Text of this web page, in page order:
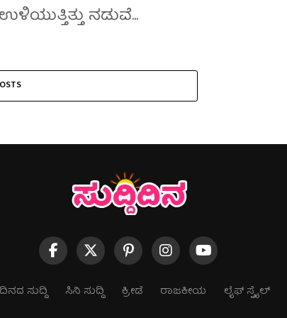
ನಡುವೆ...
ದಿನದ ಸುದ್ದಿ ಸಿನಿ ಸುದ್ದಿ ಕ್ರೀಡೆ ರಾಜಕೀಯ ಲೈಫ್ ಸ್ಟೈಲ್